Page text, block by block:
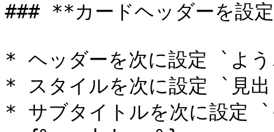
### **カードヘッダーを設
* ヘッダーを次に設定 `よ
* スタイルを次に設定 `見
* サブタイトルを次に設